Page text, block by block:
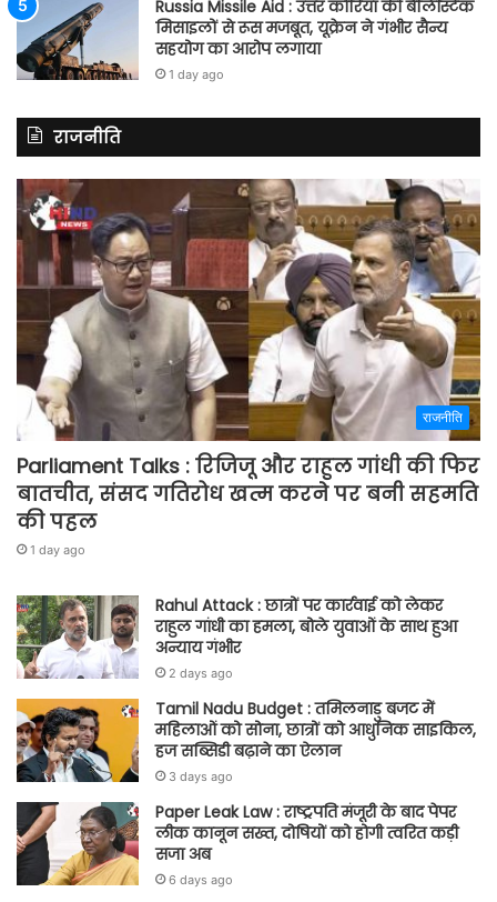
Russia Missile Aid : उत्तर कोरिया की बैलिस्टिक
मिसाइलों से रूस मजबूत, यूक्रेन ने गंभीर सैन्य
सहयोग का आरोप लगाया
1 day ago
राजनीति
राजनीति
Parliament Talks : रिजिजू और राहुल गांधी की फिर
बातचीत, संसद गतिरोध खत्म करने पर बनी सहमति
की पहल
1 day ago
Rahul Attack : छात्रों पर कार्रवाई को लेकर
राहुल गांधी का हमला, बोले युवाओं के साथ हुआ
अन्याय गंभीर
2 days ago
Tamil Nadu Budget : तमिलनाडु बजट में
महिलाओं को सोना, छात्रों को आधुनिक साइकिल,
हज सब्सिडी बढ़ाने का ऐलान
3 days ago
Paper Leak Law : राष्ट्रपति मंजूरी के बाद पेपर
लीक कानून सख्त, दोषियों को होगी त्वरित कड़ी
सजा अब
6 days ago